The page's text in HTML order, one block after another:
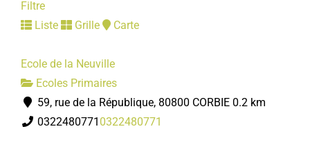
Filtre
Liste
Grille Carte
Ecole de la Neuville
Ecoles Primaires
59, rue de la République, 80800 CORBIE 0.2 km
0322480771 0322480771